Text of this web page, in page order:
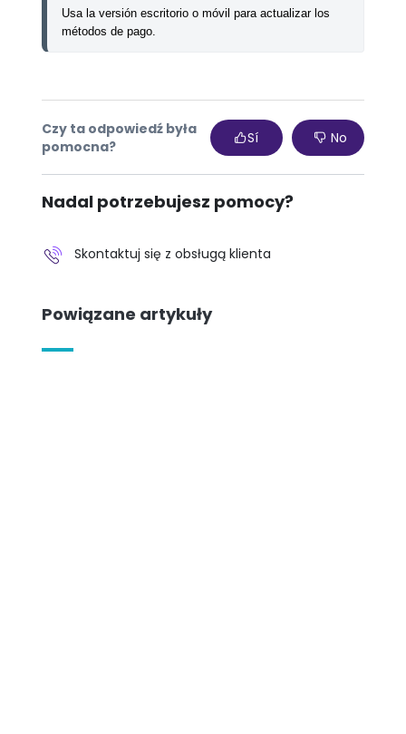
Usa la versión escritorio o móvil para actualizar los
métodos de pago.
Czy ta odpowiedź była
pomocna?
Sí No
Nadal potrzebujesz pomocy?
Skontaktuj się z obsługą klienta
Powiązane artykuły